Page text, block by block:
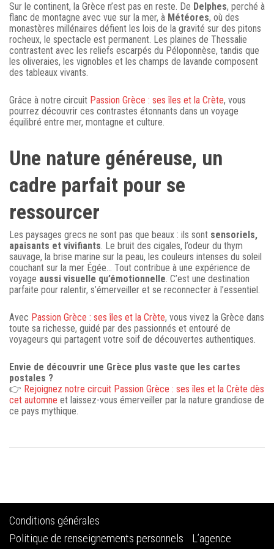
Sur le continent, la Grèce n’est pas en reste. De Delphes, perché à
flanc de montagne avec vue sur la mer, à Météores, où des
monastères millénaires défient les lois de la gravité sur des pitons
rocheux, le spectacle est permanent. Les plaines de Thessalie
contrastent avec les reliefs escarpés du Péloponnèse, tandis que
les oliveraies, les vignobles et les champs de lavande composent
des tableaux vivants.
Grâce à notre circuit Passion Grèce : ses îles et la Crète, vous
pourrez découvrir ces contrastes étonnants dans un voyage
équilibré entre mer, montagne et culture.
Une nature généreuse, un
cadre parfait pour se
ressourcer
Les paysages grecs ne sont pas que beaux : ils sont sensoriels,
apaisants et vivifiants. Le bruit des cigales, l’odeur du thym
sauvage, la brise marine sur la peau, les couleurs intenses du soleil
couchant sur la mer Égée… Tout contribue à une expérience de
voyage aussi visuelle qu’émotionnelle. C’est une destination
parfaite pour ralentir, s’émerveiller et se reconnecter à l’essentiel.
Avec Passion Grèce : ses îles et la Crète, vous vivez la Grèce dans
toute sa richesse, guidé par des passionnés et entouré de
voyageurs qui partagent votre soif de découvertes authentiques.
Envie de découvrir une Grèce plus vaste que les cartes
postales ?
👉 Rejoignez notre circuit Passion Grèce : ses îles et la Crète dès
cet automne et laissez-vous émerveiller par la nature grandiose de
ce pays mythique.
Conditions générales
Politique de renseignements personnels
L’agence